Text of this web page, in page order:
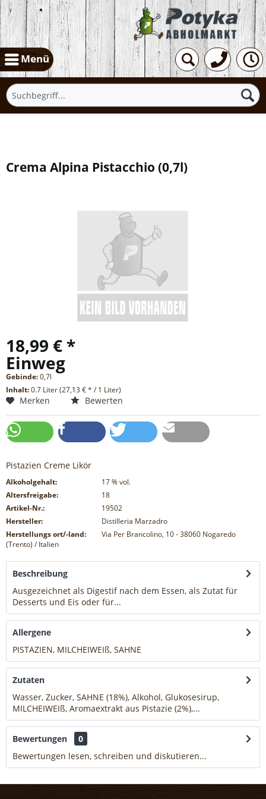
Menü
Crema Alpina Pistacchio (0,7l)
18,99 € *
Einweg
Gebinde:0,7l
Inhalt:0.7 Liter (27,13 € * / 1 Liter)
Merken Bewerten
Pistazien Creme Likör
Alkoholgehalt: 17% vol.
Altersfreigabe:
18
Artikel-Nr.:
19502
Hersteller:
Distilleria Marzadro
Herstellungs ort/-land:
Via Per Brancolino, 10 - 38060 Nogaredo
(Trento) / Italien
Beschreibung
Ausgezeichnet als Digestif nach dem Essen, als Zutat für
Desserts und Eis oder für...
Allergene
PISTAZIEN, MILCHEIWEIß, SAHNE
Zutaten
Wasser, Zucker, SAHNE (18%), Alkohol, Glukosesirup,
MILCHEIWEIß, Aromaextrakt aus Pistazie (2%),...
Bewertungen
0
Bewertungen lesen, schreiben und diskutieren...